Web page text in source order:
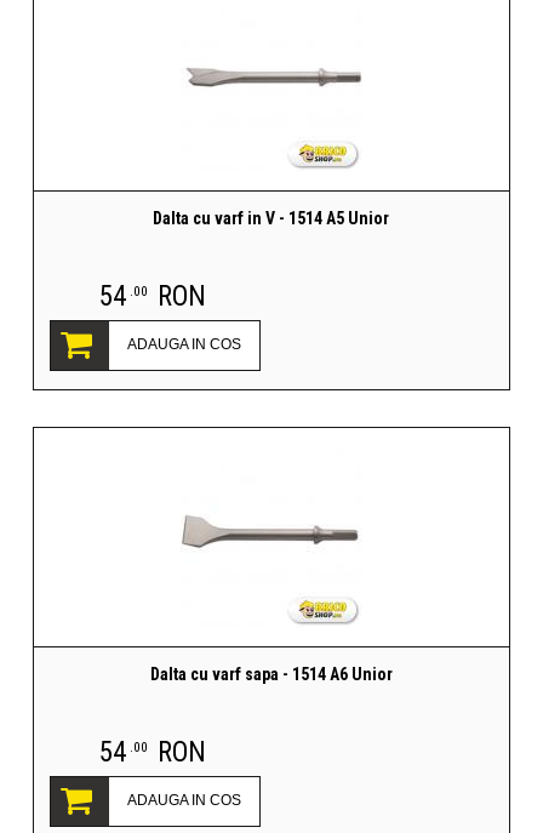
Dalta cu varf in V - 1514 A5 Unior
54 .00 RON
ADAUGA IN COS
Dalta cu varf sapa - 1514 A6 Unior
54 .00 RON
ADAUGA IN COS